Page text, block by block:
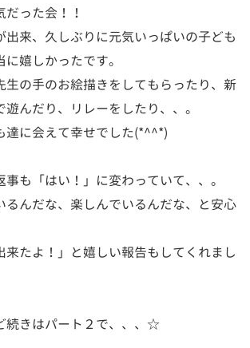
った会！！
出来、久しぶりに元気いっぱいの子ども
嬉しかったです。
生の手のお絵描きをしてもらったり、新
んだり、リレーをしたり、、。
達に会えて幸せでした(*^^*)
も「はい！」に変わっていて、、。
るんだな、楽しんでいるんだな、と安心
来たよ！」と嬉しい報告もしてくれまし
続きはパート２で、、、☆